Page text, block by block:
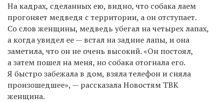
На кадрах, сделанных ею, видно, что собака лаем
прогоняет медведя с территории, а он отступает.
Со слов женщины, медведь убегал на четырех лапах,
а когда увидел ее — встал на задние лапы, и она
заметила, что он не очень высокий. «Он постоял,
а затем пошел на меня, но собака отогнала его.
Я быстро забежала в дом, взяла телефон и сняла
произошедшее», — рассказала Новостям ТВК
женщина.